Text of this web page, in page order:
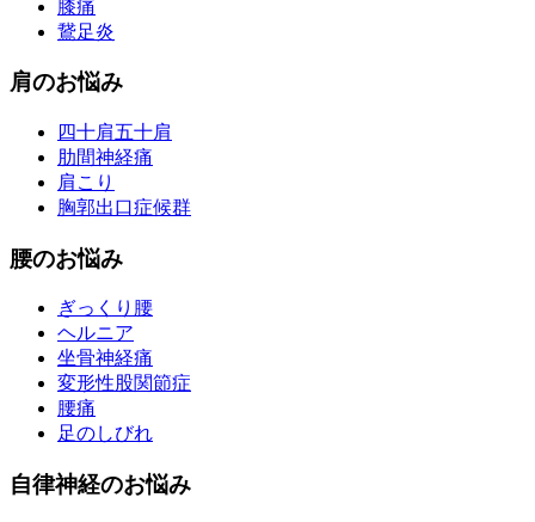
膝痛
鵞足炎
肩のお悩み
四十肩五十肩
肋間神経痛
肩こり
胸郭出口症候群
腰のお悩み
ぎっくり腰
ヘルニア
坐骨神経痛
変形性股関節症
腰痛
足のしびれ
自律神経のお悩み